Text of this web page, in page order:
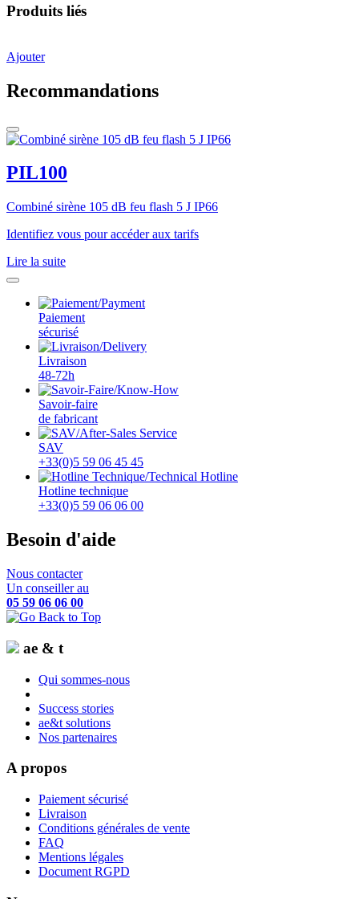
Produits liés
Ajouter
Recommandations
PIL100
Combiné sirène 105 dB feu flash 5 J IP66
Identifiez vous pour accéder aux tarifs
Lire la suite
Paiement
sécurisé
Livraison
48-72h
Savoir-faire
de fabricant
SAV
+33(0)5 59 06 45 45
Hotline technique
+33(0)5 59 06 06 00
Besoin d'aide
Nous contacter
Un conseiller au
05 59 06 06 00
ae & t
Qui sommes-nous
Success stories
ae&t solutions
Nos partenaires
A propos
Paiement sécurisé
Livraison
Conditions générales de vente
FAQ
Mentions légales
Document RGPD